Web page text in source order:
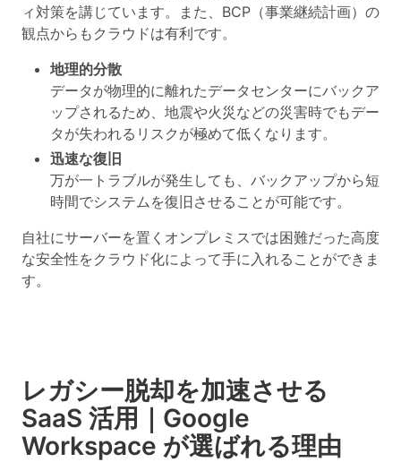
ィ対策を講じています。また、BCP（事業継続計画）の
観点からもクラウドは有利です。
地理的分散
データが物理的に離れたデータセンターにバックア
ップされるため、地震や火災などの災害時でもデー
タが失われるリスクが極めて低くなります。
迅速な復旧
万が一トラブルが発生しても、バックアップから短
時間でシステムを復旧させることが可能です。
自社にサーバーを置くオンプレミスでは困難だった高度
な安全性をクラウド化によって手に入れることができま
す。
レガシー脱却を加速させる
SaaS 活用｜Google
Workspace が選ばれる理由